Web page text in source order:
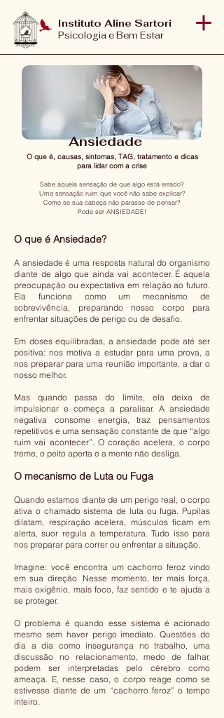
Instituto Aline Sartori
Psicologia e Bem Estar
Ansiedade
O que é, causas, sintomas, TAG, tratamento e dicas
para lidar com a crise
Sabe aquela sensação de que algo está errado?
Uma sensação ruim que você não sabe explicar?
Como se sua cabeça não parasse de pensar?
Pode ser ANSIEDADE!
O que é Ansiedade?
A ansiedade é uma resposta natural do organismo
diante de algo que ainda vai acontecer. É aquela
preocupação ou expectativa em relação ao futuro.
Ela funciona como um mecanismo de
sobrevivência, preparando nosso corpo para
enfrentar situações de perigo ou de desafio.
Em doses equilibradas, a ansiedade pode até ser
positiva: nos motiva a estudar para uma prova, a
nos preparar para uma reunião importante, a dar o
nosso melhor.
Mas quando passa do limite, ela deixa de
impulsionar e começa a paralisar. A ansiedade
negativa consome energia, traz pensamentos
repetitivos e uma sensação constante de que “algo
ruim vai acontecer”. O coração acelera, o corpo
treme, o peito aperta e a mente não desliga.
O mecanismo de Luta ou Fuga
Quando estamos diante de um perigo real, o corpo
ativa o chamado sistema de luta ou fuga. Pupilas
dilatam, respiração acelera, músculos ficam em
alerta, suor regula a temperatura. Tudo isso para
nos preparar para correr ou enfrentar a situação.
Imagine: você encontra um cachorro feroz vindo
em sua direção. Nesse momento, ter mais força,
mais oxigênio, mais foco, faz sentido e te ajuda a
se proteger.
O problema é quando esse sistema é acionado
mesmo sem haver perigo imediato. Questões do
dia a dia como insegurança no trabalho, uma
discussão no relacionamento, medo de falhar,
podem ser interpretadas pelo cérebro como
ameaça. E, nesse caso, o corpo reage como se
estivesse diante de um “cachorro feroz” o tempo
inteiro.